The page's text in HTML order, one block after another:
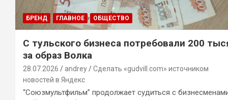
БРЕНД ГЛАВНОЕ ОБЩЕСТВО
С тульского бизнеса потребовали 200
за образ Волка
28.07.2026 andrey
Сделать «gudvill.com» источником
новостей в Яндекс
“Союзмультфильм” продолжает судиться с